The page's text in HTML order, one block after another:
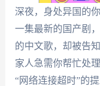
深夜，身处异国的
一集最新的国产剧
的中文歌，却被告
家人急需你帮忙处
“网络连接超时”的